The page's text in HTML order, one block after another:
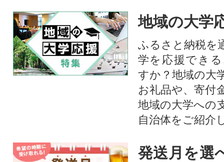
地域の大学
ふるさと納税を
学を応援でき
すか？地域の大
お礼品や、寄付
地域の大学への
自治体をご紹介
発送月を選